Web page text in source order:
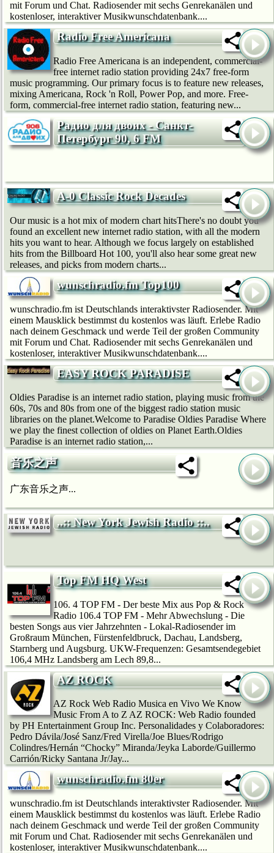
mit Forum und Chat. Radiosender mit sechs Genrekanälen und
kostenloser, interaktiver Musikwunschdatenbank....
Radio Free Americana
Radio Free Americana is an independent, commercial-
free internet radio station providing 24x7 free-form
music programming. Our primary focus is to feature new releases,
mixing Americana, Rock 'n Roll, Power Pop, and more. Free-
form, commercial-free internet radio station, featuring new...
Радио для двоих - Санкт-
Петербург 90, 6 FM
A-0 Classic Rock Decades
Our music is a hot mix of modern chart hitsThere's no doubt you
found an excellent new internet radio station, with all the modern
hits you want to hear. Although we focus largely on established
hits from the Billboard Hot 100, you'll also hear some great new
releases, and picks from modern charts...
wunschradio.fm Top100
wunschradio.fm ist Deutschlands interaktivster Radiosender. Mit
einem Mausklick bestimmst du kostenlos was läuft. Erlebe Radio
nach deinem Geschmack und werde Teil der großen Community
mit Forum und Chat. Radiosender mit sechs Genrekanälen und
kostenloser, interaktiver Musikwunschdatenbank....
EASY ROCK PARADISE
Oldies Paradise is an internet radio station, playing music from the
60s, 70s and 80s from one of the biggest radio station music
libraries on the planet.Welcome to Paradise Oldies Paradise Where
we play the finest collection of oldies on Planet Earth.Oldies
Paradise is an internet radio station,...
音乐之声
广东音乐之声...
..:: New York Jewish Radio ::..
Top FM HQ West
106. 4 TOP FM - Der beste Mix aus Pop & Rock
Radio 106.4 TOP FM - Mehr Abwechslung - Die
besten Songs aus vier Jahrzehnten - Lokal-Radiosender im
Großraum München, Fürstenfeldbruck, Dachau, Landsberg,
Starnberg und Augsburg. UKW-Frequenzen: Gesamtsendegebiet
106,4 MHz Landsberg am Lech 89,8...
AZ ROCK
AZ Rock Web Radio Musica en Vivo We Know
Music From A to Z AZ ROCK: Web Radio founded
by PH Entertainment Group Inc. Personalidades y Colaboradores:
Pedro Dávila/José Sanz/Fred Virella/Joe Blues/Rodrigo
Colindres/Hernán “Chocky” Miranda/Jeyka Laborde/Guillermo
Carrión/Ricky Santana Jr/Jay...
wunschradio.fm 80er
wunschradio.fm ist Deutschlands interaktivster Radiosender. Mit
einem Mausklick bestimmst du kostenlos was läuft. Erlebe Radio
nach deinem Geschmack und werde Teil der großen Community
mit Forum und Chat. Radiosender mit sechs Genrekanälen und
kostenloser, interaktiver Musikwunschdatenbank....